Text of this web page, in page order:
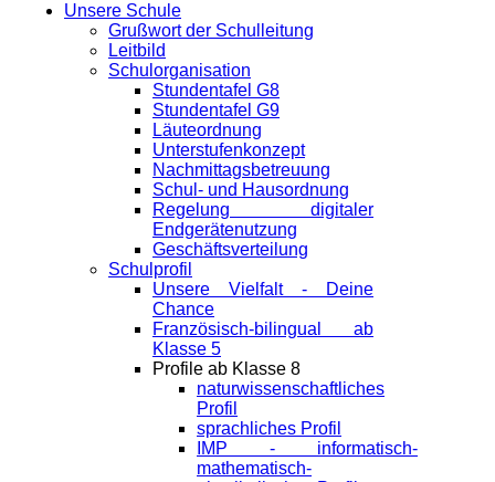
Unsere Schule
Grußwort der Schulleitung
Leitbild
Schulorganisation
Stundentafel G8
Stundentafel G9
Läuteordnung
Unterstufenkonzept
Nachmittagsbetreuung
Schul- und Hausordnung
Regelung digitaler
Endgeräte­nutzung
Geschäftsverteilung
Schulprofil
Unsere Vielfalt - Deine
Chance
Französisch-bilingual ab
Klasse 5
Profile ab Klasse 8
naturwissenschaftliches
Profil
sprachliches Profil
IMP - informatisch-
mathematisch-